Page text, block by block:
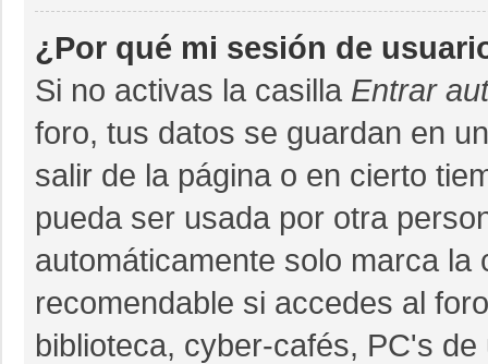
¿Por qué mi sesión de
Si no activas la casilla Entrar
foro, tus datos se guardan en
salir de la página o en cierto
pueda ser usada por otra
automáticamente solo marca la
recomendable si accedes al
biblioteca, cyber-cafés, PC's